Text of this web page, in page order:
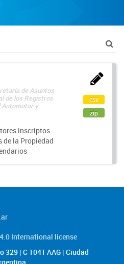
de Asuntos
de los Registros
Automotor y
inscriptos
de la Propiedad
csv
zip
International license
| C 1041 AAG | Ciudad